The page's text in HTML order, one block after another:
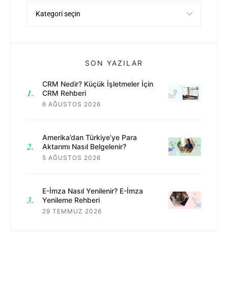
SON YAZILAR
CRM Nedir? Küçük İşletmeler İçin
CRM Rehberi
6 AĞUSTOS 2026
Amerika’dan Türkiye’ye Para
Aktarımı Nasıl Belgelenir?
5 AĞUSTOS 2026
E-İmza Nasıl Yenilenir? E-İmza
Yenileme Rehberi
29 TEMMUZ 2026